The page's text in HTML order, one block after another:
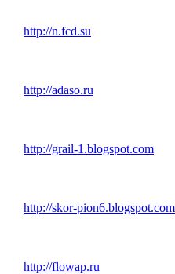
http://n.fcd.su
http://adaso.ru
http://grail-1.blogspot.com
http://skor-pion6.blogspot.com
http://flowap.ru